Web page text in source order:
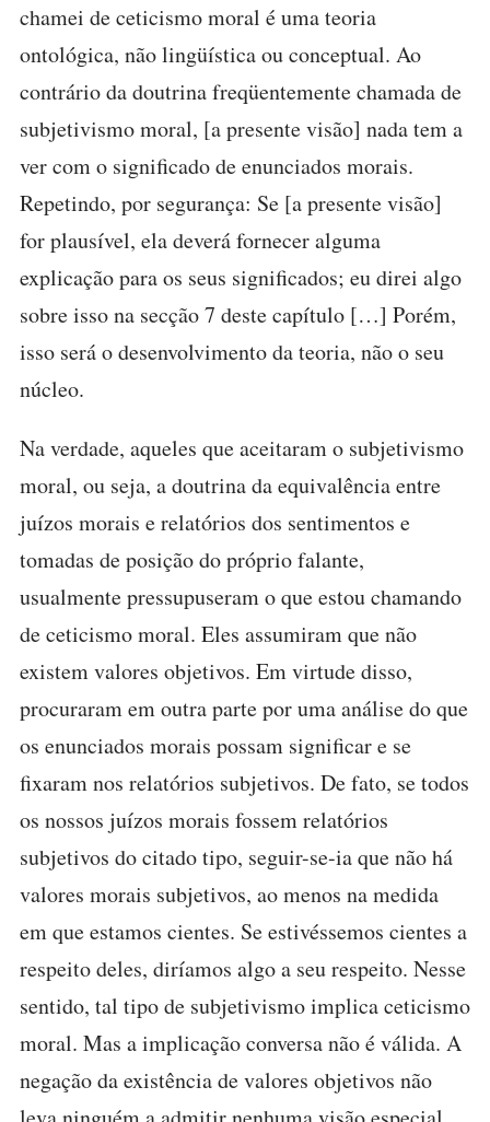
chamei de ceticismo moral é uma teoria
ontológica, não lingüística ou conceptual. Ao
contrário da doutrina freqüentemente chamada de
subjetivismo moral, [a presente visão] nada tem a
ver com o significado de enunciados morais.
Repetindo, por segurança: Se [a presente visão]
for plausível, ela deverá fornecer alguma
explicação para os seus significados; eu direi algo
sobre isso na secção 7 deste capítulo […] Porém,
isso será o desenvolvimento da teoria, não o seu
núcleo.
Na verdade, aqueles que aceitaram o subjetivismo
moral, ou seja, a doutrina da equivalência entre
juízos morais e relatórios dos sentimentos e
tomadas de posição do próprio falante,
usualmente pressupuseram o que estou chamando
de ceticismo moral. Eles assumiram que não
existem valores objetivos. Em virtude disso,
procuraram em outra parte por uma análise do que
os enunciados morais possam significar e se
fixaram nos relatórios subjetivos. De fato, se todos
os nossos juízos morais fossem relatórios
subjetivos do citado tipo, seguir-se-ia que não há
valores morais subjetivos, ao menos na medida
em que estamos cientes. Se estivéssemos cientes a
respeito deles, diríamos algo a seu respeito. Nesse
sentido, tal tipo de subjetivismo implica ceticismo
moral. Mas a implicação conversa não é válida. A
negação da existência de valores objetivos não